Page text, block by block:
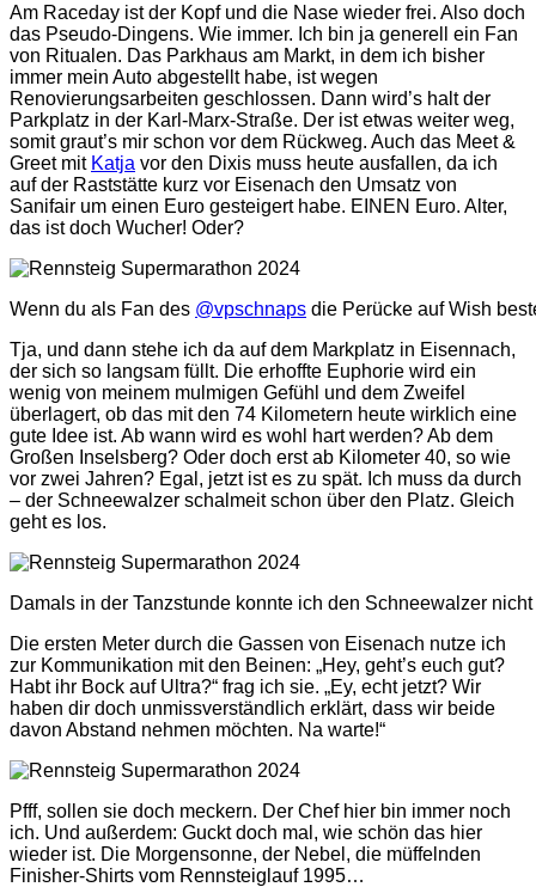
Am Raceday ist der Kopf und die Nase wieder frei. Also doch
das Pseudo-Dingens. Wie immer. Ich bin ja generell ein Fan
von Ritualen. Das Parkhaus am Markt, in dem ich bisher
immer mein Auto abgestellt habe, ist wegen
Renovierungsarbeiten geschlossen. Dann wird’s halt der
Parkplatz in der Karl-Marx-Straße. Der ist etwas weiter weg,
somit graut’s mir schon vor dem Rückweg. Auch das Meet &
Greet mit Katja vor den Dixis muss heute ausfallen, da ich
auf der Raststätte kurz vor Eisenach den Umsatz von
Sanifair um einen Euro gesteigert habe. EINEN Euro. Alter,
das ist doch Wucher! Oder?
Wenn du als Fan des @vpschnaps die Perücke auf Wish
Tja, und dann stehe ich da auf dem Markplatz in Eisennach,
der sich so langsam füllt. Die erhoffte Euphorie wird ein
wenig von meinem mulmigen Gefühl und dem Zweifel
überlagert, ob das mit den 74 Kilometern heute wirklich eine
gute Idee ist. Ab wann wird es wohl hart werden? Ab dem
Großen Inselsberg? Oder doch erst ab Kilometer 40, so wie
vor zwei Jahren? Egal, jetzt ist es zu spät. Ich muss da durch
– der Schneewalzer schalmeit schon über den Platz. Gleich
geht es los.
Damals in der Tanzstunde konnte ich den Schneewalzer
Die ersten Meter durch die Gassen von Eisenach nutze ich
zur Kommunikation mit den Beinen: „Hey, geht’s euch gut?
Habt ihr Bock auf Ultra?“ frag ich sie. „Ey, echt jetzt? Wir
haben dir doch unmissverständlich erklärt, dass wir beide
davon Abstand nehmen möchten. Na warte!“
Pfff, sollen sie doch meckern. Der Chef hier bin immer noch
ich. Und außerdem: Guckt doch mal, wie schön das hier
wieder ist. Die Morgensonne, der Nebel, die müffelnden
Finisher-Shirts vom Rennsteiglauf 1995…